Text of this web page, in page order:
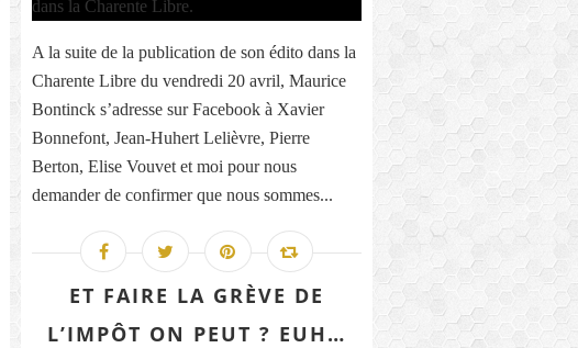
A la suite de la publication de son édito dans la
Charente Libre du vendredi 20 avril, Maurice
Bontinck s’adresse sur Facebook à Xavier
Bonnefont, Jean-Huhert Lelièvre, Pierre
Berton, Elise Vouvet et moi pour nous
demander de confirmer que nous sommes...
ET FAIRE LA GRÈVE DE
L’IMPÔT ON PEUT ? EUH…